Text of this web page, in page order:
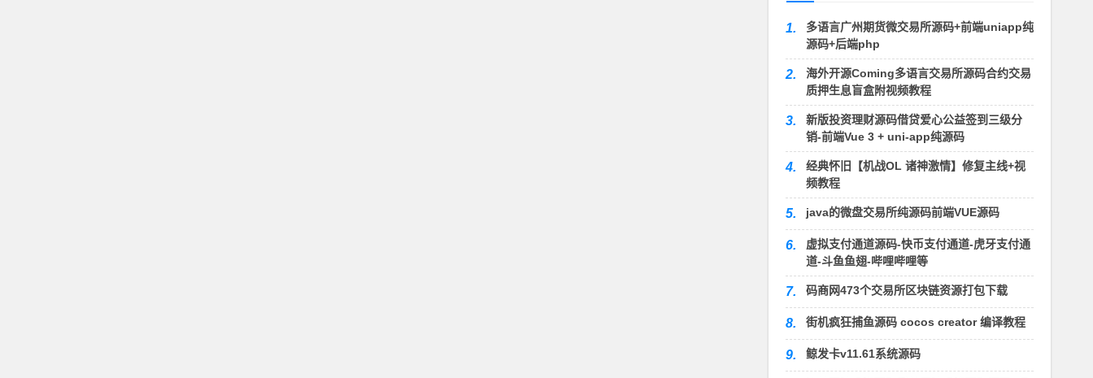
1.
多语言广州期货微交易所源码+前端uniapp纯
源码+后端php
2.
海外开源Coming多语言交易所源码合约交易
质押生息盲盒附视频教程
3.
新版投资理财源码借贷爱心公益签到三级分
销-前端Vue 3 + uni-app纯源码
4.
经典怀旧【机战OL 诸神激情】修复主线+视
频教程
5. java的微盘交易所纯源码前端VUE源码
6.
虚拟支付通道源码-快币支付通道-虎牙支付通
道-斗鱼鱼翅-哔哩哔哩等
7. 码商网473个交易所区块链资源打包下载
8. 街机疯狂捕鱼源码 cocos creator 编译教程
9. 鲸发卡v11.61系统源码